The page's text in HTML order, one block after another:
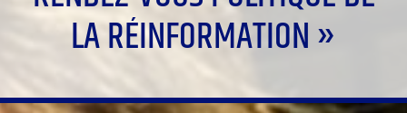
LA RÉINFORMATION »